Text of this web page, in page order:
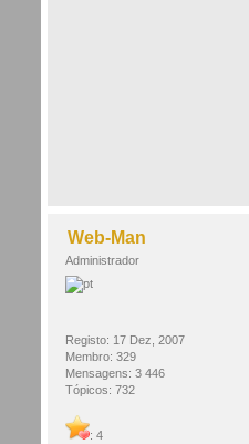
Web-Man
Administrador
Registo: 17 Dez, 2007
Membro: 329
Mensagens: 3 446
Tópicos: 732
: 4